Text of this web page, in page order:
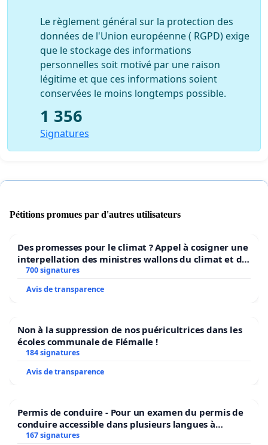
Le règlement général sur la protection des
données de l'Union européenne ( RGPD) exige
que le stockage des informations
personnelles soit motivé par une raison
légitime et que ces informations soient
conservées le moins longtemps possible.
1 356
Signatures
Pétitions promues par d'autres utilisateurs
Des promesses pour le climat ? Appel à cosigner une
interpellation des ministres wallons du climat et de
l’environnement.
700 signatures
Avis de transparence
Non à la suppression de nos puéricultrices dans les
écoles communale de Flémalle !
184 signatures
Avis de transparence
Permis de conduire - Pour un examen du permis de
conduire accessible dans plusieurs langues à
Bruxelles
167 signatures